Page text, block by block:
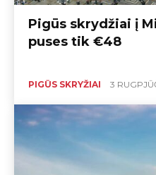
Pigūs skrydžiai į
puses tik €48
PIGŪS SKRYŽIAI 3